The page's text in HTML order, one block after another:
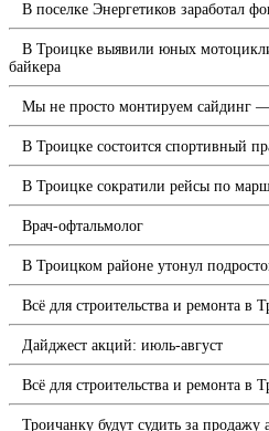
В поселке Энергетиков заработал
В Троицке выявили юных
байкера
Мы не просто монтируем сайдинг —
В Троицке состоится спортивный
В Троицке сократили рейсы по
Врач-офтальмолог
В Троицком районе утонул
Всё для строительства и ремонта в
Дайджест акций: июль-август
Всё для строительства и ремонта в
Троичанку будут судить за продажу